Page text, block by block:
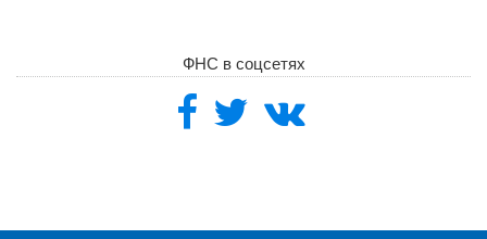
ФНС в соцсетях